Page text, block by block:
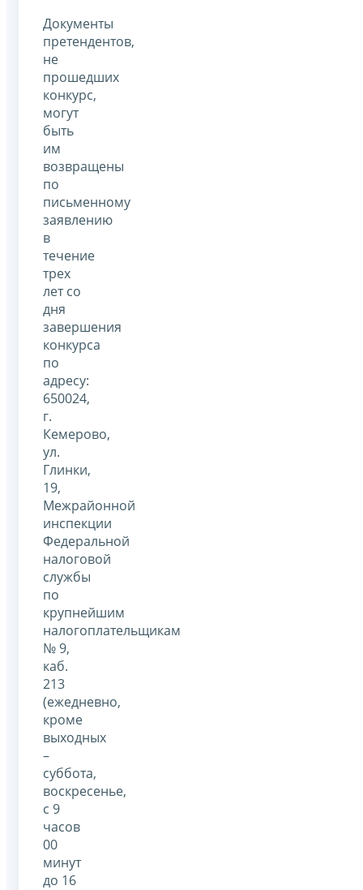
Документы
претендентов,
не
прошедших
конкурс,
могут
быть
им
возвращены
по
письменному
заявлению
в
течение
трех
лет со
дня
завершения
конкурса
по
адресу:
650024,
г.
Кемерово,
ул.
Глинки,
19,
Межрайонной
инспекции
Федеральной
налоговой
службы
по
крупнейшим
налогоплательщикам
№ 9,
каб.
213
(ежедневно,
кроме
выходных
–
суббота,
воскресенье,
с 9
часов
00
минут
до 16